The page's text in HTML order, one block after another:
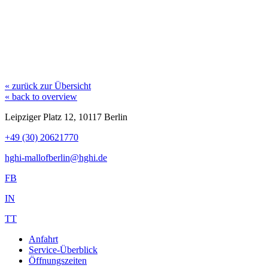
« zurück zur Übersicht
« back to overview
Leipziger Platz 12, 10117 Berlin
+49 (30) 20621770
hghi-mallofberlin@hghi.de
FB
IN
TT
Anfahrt
Service-Überblick
Öffnungszeiten